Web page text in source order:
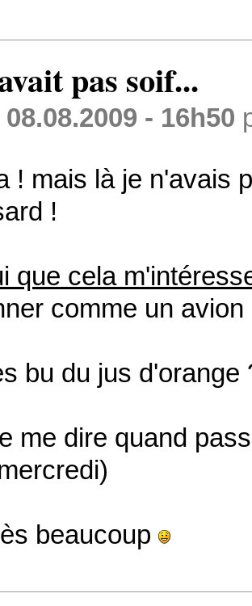
pas soif...
08.08.2009 - 16h50
! mais là je n'avais
!
que cela
comme un
bu du jus d'orange
me dire quand
beaucoup